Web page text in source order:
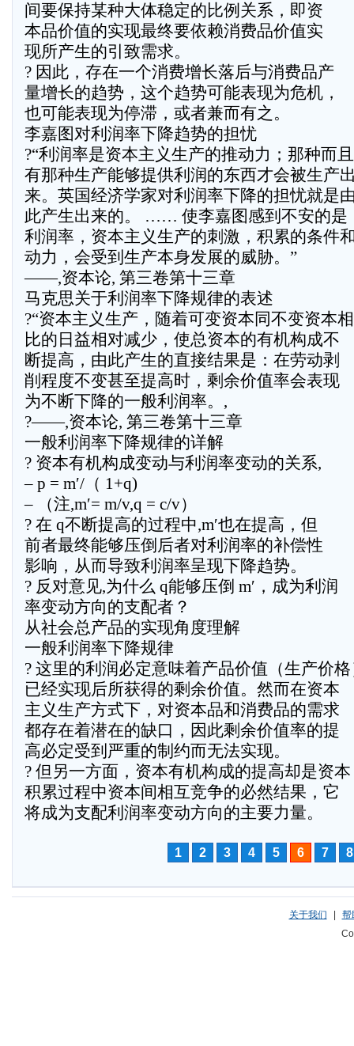
间要保持某种大体稳定的比例关系，即资
本品价值的实现最终要依赖消费品价值实
现所产生的引致需求。
? 因此，存在一个消费增长落后与消费品产
量增长的趋势，这个趋势可能表现为危机，
也可能表现为停滞，或者兼而有之。
李嘉图对利润率下降趋势的担忧
?“利润率是资本主义生产的推动力；那种而
有那种生产能够提供利润的东西才会被生产
来。英国经济学家对利润率下降的担忧就是
此产生出来的。 …… 使李嘉图感到不安的是
利润率，资本主义生产的刺激，积累的条件
动力，会受到生产本身发展的威胁。”
——,资本论, 第三卷第十三章
马克思关于利润率下降规律的表述
?“资本主义生产，随着可变资本同不变资本相
比的日益相对减少，使总资本的有机构成不
断提高，由此产生的直接结果是：在劳动剥
削程度不变甚至提高时，剩余价值率会表现
为不断下降的一般利润率。,
?——,资本论, 第三卷第十三章
一般利润率下降规律的详解
? 资本有机构成变动与利润率变动的关系,
– p = m′/（ 1+q)
– （注,m′= m/v,q = c/v）
? 在 q不断提高的过程中,m′也在提高，但
前者最终能够压倒后者对利润率的补偿性
影响，从而导致利润率呈现下降趋势。
? 反对意见,为什么 q能够压倒 m′，成为利润
率变动方向的支配者？
从社会总产品的实现角度理解
一般利润率下降规律
? 这里的利润必定意味着产品价值（生产价
已经实现后所获得的剩余价值。然而在资本
主义生产方式下，对资本品和消费品的需求
都存在着潜在的缺口，因此剩余价值率的提
高必定受到严重的制约而无法实现。
? 但另一方面，资本有机构成的提高却是资本
积累过程中资本间相互竞争的必然结果，它
将成为支配利润率变动方向的主要力量。
1 2 3 4 5 6 7 8
关于我们
帮